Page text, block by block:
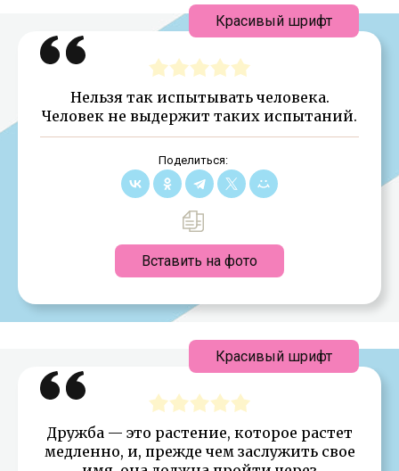
Нельзя так испытывать человека.
Человек не выдержит таких испытаний.
Поделиться:
Вставить на фото
Красивый шрифт
Дружба — это растение, которое растет
медленно, и, прежде чем заслужить свое
Красивый шрифт